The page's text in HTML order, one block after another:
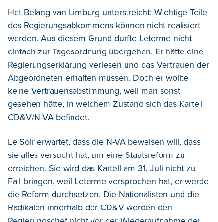
Het Belang van Limburg unterstreicht: Wichtige Teile
des Regierungsabkommens können nicht realisiert
werden. Aus diesem Grund durfte Leterme nicht
einfach zur Tagesordnung übergehen. Er hätte eine
Regierungserklärung verlesen und das Vertrauen der
Abgeordneten erhalten müssen. Doch er wollte
keine Vertrauensabstimmung, weil man sonst
gesehen hätte, in welchem Zustand sich das Kartell
CD&V/N-VA befindet.
Le Soir erwartet, dass die N-VA beweisen will, dass
sie alles versucht hat, um eine Staatsreform zu
erreichen. Sie wird das Kartell am 31. Juli nicht zu
Fall bringen, weil Leterme versprochen hat, er werde
die Reform durchsetzen. Die Nationalisten und die
Radikalen innerhalb der CD&V werden den